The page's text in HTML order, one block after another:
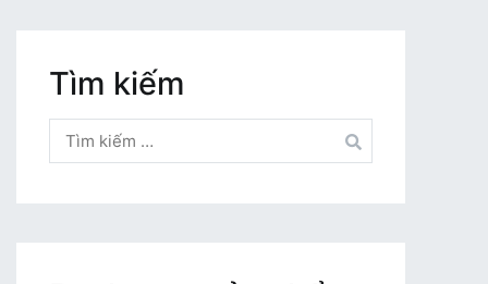
Tìm kiếm
kiếm
cho: